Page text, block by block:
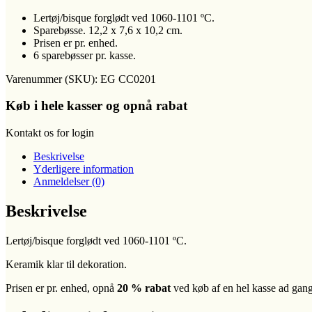
Lertøj/bisque forglødt ved 1060-1101 ºC.
Sparebøsse. 12,2 x 7,6 x 10,2 cm.
Prisen er pr. enhed.
6 sparebøsser pr. kasse.
Varenummer (SKU): EG CC0201
Køb i hele kasser og opnå rabat
Kontakt os for login
Beskrivelse
Yderligere information
Anmeldelser (0)
Beskrivelse
Lertøj/bisque forglødt ved 1060-1101 ºC.
Keramik klar til dekoration.
Prisen er pr. enhed, opnå 20 % rabat ved køb af en hel kasse ad